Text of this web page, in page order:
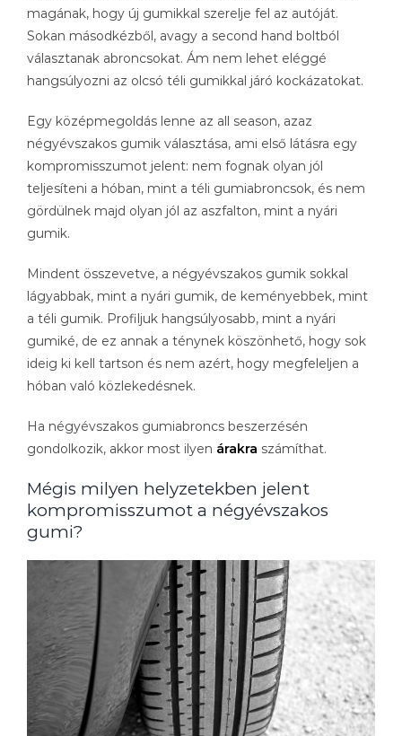
magának, hogy új gumikkal szerelje fel az autóját.
Sokan másodkézből, avagy a second hand boltból
választanak abroncsokat. Ám nem lehet eléggé
hangsúlyozni az olcsó téli gumikkal járó kockázatokat.
Egy középmegoldás lenne az all season, azaz
négyévszakos gumik választása, ami első látásra egy
kompromisszumot jelent: nem fognak olyan jól
teljesíteni a hóban, mint a téli gumiabroncsok, és nem
gördülnek majd olyan jól az aszfalton, mint a nyári
gumik.
Mindent összevetve, a négyévszakos gumik sokkal
lágyabbak, mint a nyári gumik, de keményebbek, mint
a téli gumik. Profiljuk hangsúlyosabb, mint a nyári
gumiké, de ez annak a ténynek köszönhető, hogy sok
ideig ki kell tartson és nem azért, hogy megfeleljen a
hóban való közlekedésnek.
Ha négyévszakos gumiabroncs beszerzésén
gondolkozik, akkor most ilyen árakra számíthat.
Mégis milyen helyzetekben jelent
kompromisszumot a négyévszakos
gumi?